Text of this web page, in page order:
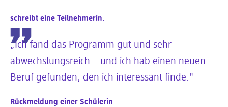
schreibt eine Teilnehmerin.
„Ich fand das Programm gut und sehr
abwechslungsreich – und ich hab einen neuen
Beruf gefunden, den ich interessant finde."
Rückmeldung einer Schülerin